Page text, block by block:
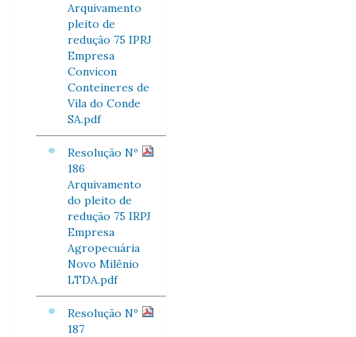
Arquivamento
pleito de
redução 75 IPRJ
Empresa
Convicon
Conteineres de
Vila do Conde
SA.pdf
Resolução Nº
186
Arquivamento
do pleito de
redução 75 IRPJ
Empresa
Agropecuária
Novo Milênio
LTDA.pdf
Resolução Nº
187